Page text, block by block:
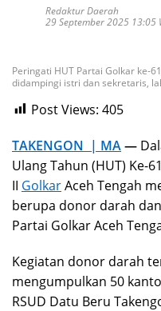
Redaktur Daerah
29 September 2025 13:05
Peringati HUT Partai Golkar ke-
didampingi istri dan sekretaris,
Post Views: 405
TAKENGON | MA—
Ulang Tahun (HUT) Ke-
II GolkarAceh Tengah
berupa donor darah
Partai Golkar Aceh
Kegiatan donor darah
mengumpulkan 50
RSUD Datu Beru